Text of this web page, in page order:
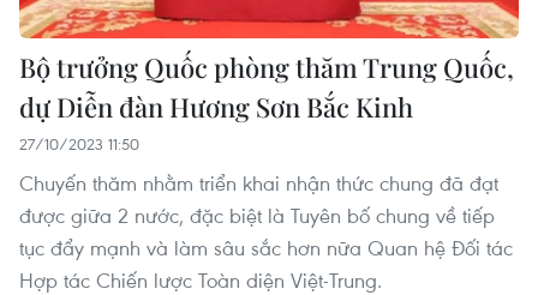
Bộ trưởng Quốc phòng thăm Trung Quốc,
dự Diễn đàn Hương Sơn Bắc Kinh
27/10/2023 11:50
Chuyến thăm nhằm triển khai nhận thức chung đã đạt
được giữa 2 nước, đặc biệt là Tuyên bố chung về tiếp
tục đẩy mạnh và làm sâu sắc hơn nữa Quan hệ Đối tác
Hợp tác Chiến lược Toàn diện Việt-Trung.